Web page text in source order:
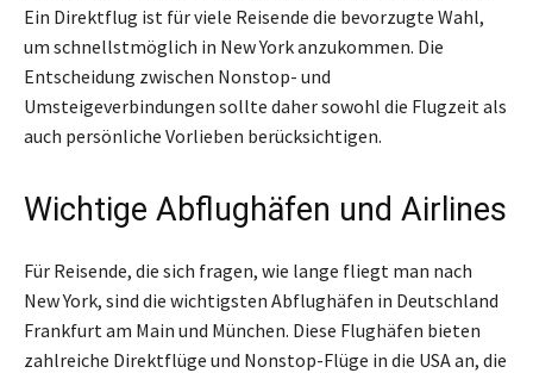
Ein Direktflug ist für viele Reisende die bevorzugte Wahl,
um schnellstmöglich in New York anzukommen. Die
Entscheidung zwischen Nonstop- und
Umsteigeverbindungen sollte daher sowohl die Flugzeit als
auch persönliche Vorlieben berücksichtigen.
Wichtige Abflughäfen und Airlines
Für Reisende, die sich fragen, wie lange fliegt man nach
New York, sind die wichtigsten Abflughäfen in Deutschland
Frankfurt am Main und München. Diese Flughäfen bieten
zahlreiche Direktflüge und Nonstop-Flüge in die USA an, die